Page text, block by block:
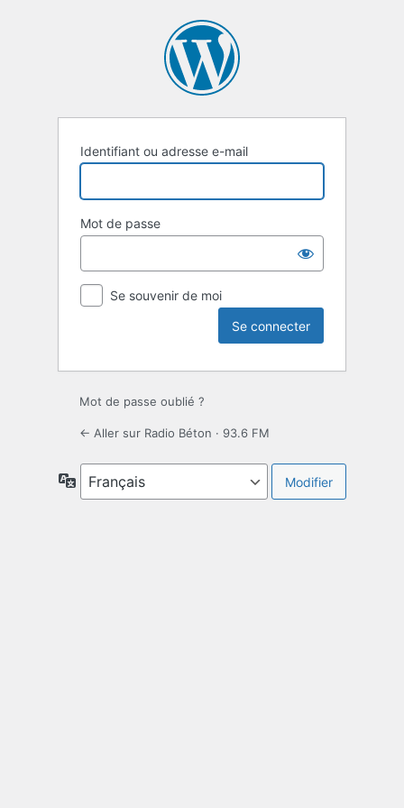
Identifiant ou adresse e-mail
Mot de passe
Se souvenir de moi
Mot de passe oublié ?
← Aller sur Radio Béton · 93.6 FM
Langue